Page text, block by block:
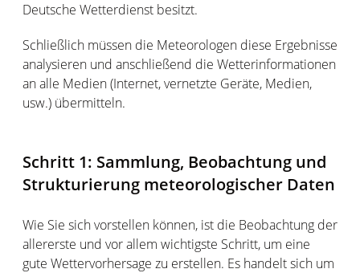
Deutsche Wetterdienst besitzt.
Schließlich müssen die Meteorologen diese Ergebnisse
analysieren und anschließend die Wetterinformationen
an alle Medien (Internet, vernetzte Geräte, Medien,
usw.) übermitteln.
Schritt 1: Sammlung, Beobachtung und
Strukturierung meteorologischer Daten
Wie Sie sich vorstellen können, ist die Beobachtung der
allererste und vor allem wichtigste Schritt, um eine
gute Wettervorhersage zu erstellen. Es handelt sich um